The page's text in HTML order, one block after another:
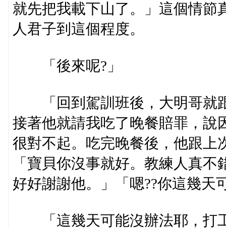
就先把我載下山了。」這個情節
人君子到這個程度。
「後來呢?」
「回到駕訓班後，大明哥就
接著他就請我吃了晚餐賠罪，說
很對不起。吃完晚餐後，他跟上
「寶貝你沒事就好。教練人真
好好謝謝他。」「嗯??你這幾天
「這幾天可能沒辦法耶，打